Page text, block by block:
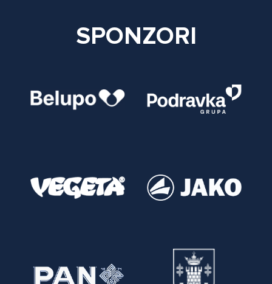
SPONZORI